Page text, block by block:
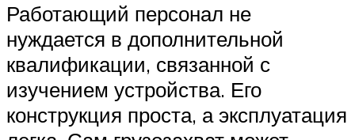
Работающий персонал не
нуждается в дополнительной
квалификации, связанной с
изучением устройства. Его
конструкция проста, а эксплуатация